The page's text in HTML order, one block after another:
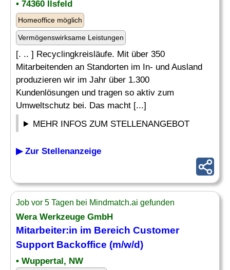
• 74360 Ilsfeld
Homeoffice möglich
Vermögenswirksame Leistungen
[. .. ] Recyclingkreisläufe. Mit über 350
Mitarbeitenden an Standorten im In- und Ausland
produzieren wir im Jahr über 1.300
Kundenlösungen und tragen so aktiv zum
Umweltschutz bei. Das macht [...]
MEHR INFOS ZUM STELLENANGEBOT
▶ Zur Stellenanzeige
Job vor 5 Tagen bei Mindmatch.ai gefunden
Wera Werkzeuge GmbH
Mitarbeiter:in im Bereich Customer
Support Backoffice (m/w/d)
• Wuppertal, NW